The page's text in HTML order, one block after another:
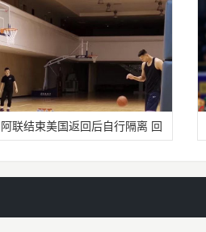
阿联结束美国返回后自行隔离 回